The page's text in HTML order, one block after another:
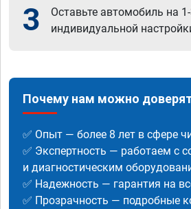
3
Оставьте автомобиль на
индивидуальной
Почему нам можно
✅ Опыт — более 8 лет в сфере
✅ Экспертность — работаем с
и диагностическим
✅ Надежность — гарантия на
✅ Прозрачность — подробные